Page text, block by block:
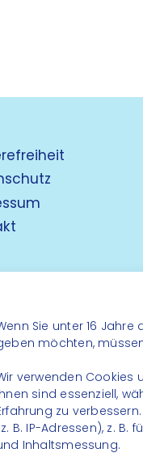
Sie unter 16
möchten,
verwenden Cookies
sind essenziell,
zu
B. IP-Adressen), z.
Inhaltsmessung.
- Alle Rechte